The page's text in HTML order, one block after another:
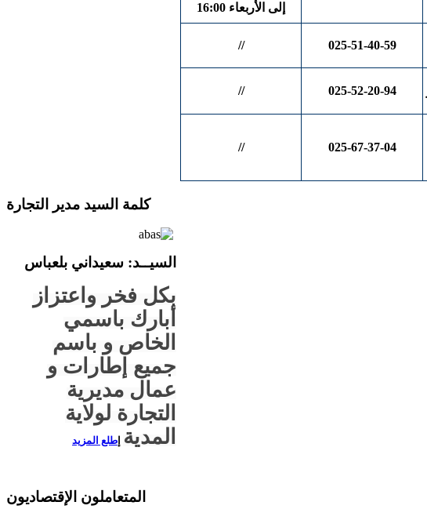
إلى الأربعاء 16:00
025-51-40-59
//
025-52-20-94
//
025-67-37-04
//
كلمة السيد مدير التجارة
السيــد: سعيداني بلعباس
بكل فخر واعتزاز
أبارك باسمي
الخاص و باسم
جميع إطارات و
عمال مديرية
التجارة لولاية
المدية طلع المزيد
المتعاملون الإقتصاديون